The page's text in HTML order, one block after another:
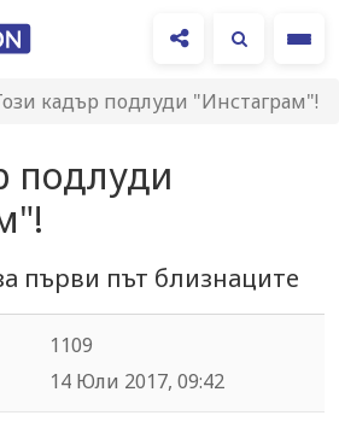
кадър подлуди "Инстаграм"!
подлуди
първи път близнаците
1109
14 Юли 2017, 09:42